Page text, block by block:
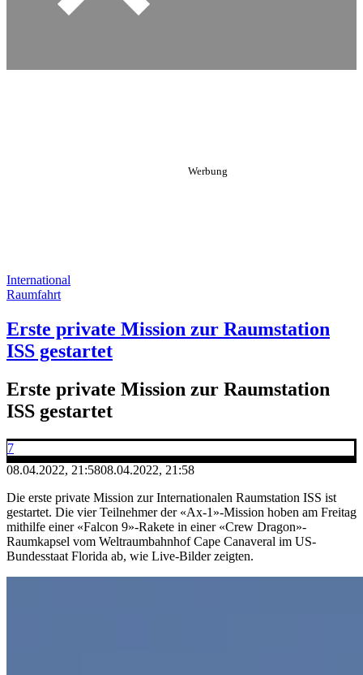
International
Raumfahrt
Erste private Mission zur Raumstation
ISS gestartet
Erste private Mission zur Raumstation
ISS gestartet
7
08.04.2022, 21:5808.04.2022, 21:58
Die erste private Mission zur Internationalen Raumstation ISS ist
gestartet. Die vier Teilnehmer der «Ax-1»-Mission hoben am Freitag
mithilfe einer «Falcon 9»-Rakete in einer «Crew Dragon»-
Raumkapsel vom Weltraumbahnhof Cape Canaveral im US-
Bundesstaat Florida ab, wie Live-Bilder zeigten.